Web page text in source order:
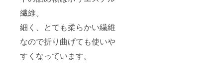
繊維。
細く、とても柔らかい繊維
なので折り曲げても使いや
すくなっています。